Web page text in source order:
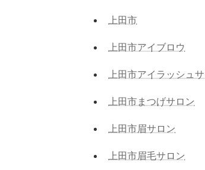
上田市
上田市アイブロウ
上田市アイラッシュ
上田市まつげサロン
上田市眉サロン
上田市眉毛サロン